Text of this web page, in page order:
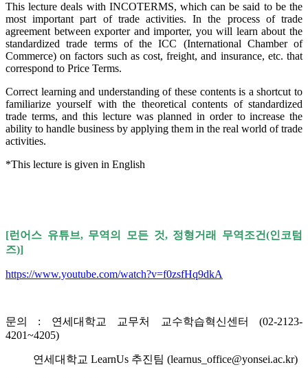
This lecture deals with INCOTERMS, which can be said to be the
most important part of trade activities. In the process of trade
agreement between exporter and importer, you will learn about the
standardized trade terms of the ICC (International Chamber of
Commerce) on factors such as cost, freight, and insurance, etc. that
correspond to Price Terms.
Correct learning and understanding of these contents is a shortcut to
familiarize yourself with the theoretical contents of standardized
trade terms, and this lecture was planned in order to increase the
ability to handle business by applying them in the real world of trade
activities.
*This lecture is given in English
[런어스 유튜브, 무역의 모든 것, 정형거래 무역조건(인코텀
즈)]
https://www.youtube.com/watch?v=f0zsfHq9dkA
문의 : 연세대학교 교무처 교수학습혁신센터 (02-2123-
4201~4205)
연세대학교 LearnUs 추진팀 (learnus_office@yonsei.ac.kr)